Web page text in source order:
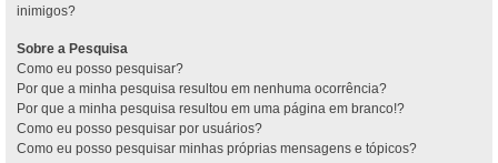
inimigos?
Sobre a Pesquisa
Como eu posso pesquisar?
Por que a minha pesquisa resultou em nenhuma ocorrência?
Por que a minha pesquisa resultou em uma página em branco!?
Como eu posso pesquisar por usuários?
Como eu posso pesquisar minhas próprias mensagens e tópicos?